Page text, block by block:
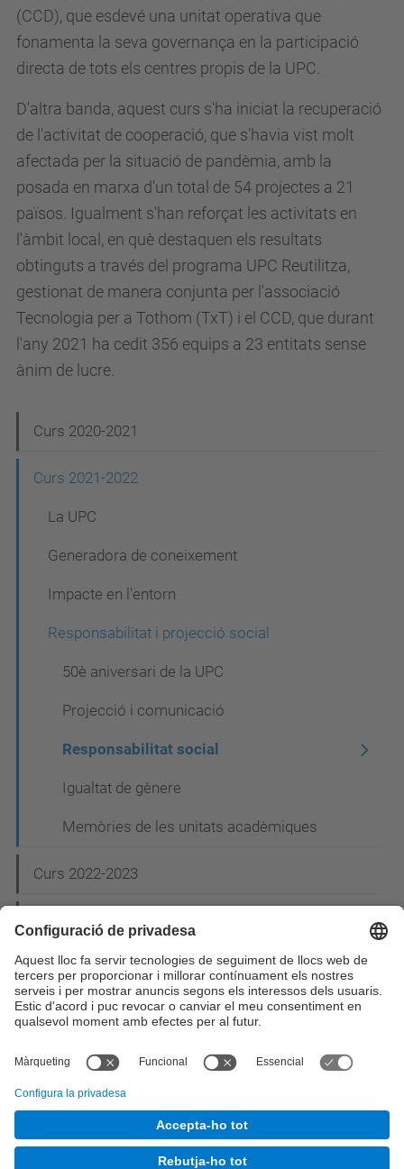
(CCD), que esdevé una unitat operativa que
fonamenta la seva governança en la participació
directa de tots els centres propis de la UPC.
D'altra banda, aquest curs s'ha iniciat la recuperació
de l'activitat de cooperació, que s'havia vist molt
afectada per la situació de pandèmia, amb la
posada en marxa d'un total de 54 projectes a 21
països. Igualment s'han reforçat les activitats en
l'àmbit local, en què destaquen els resultats
obtinguts a través del programa UPC Reutilitza,
gestionat de manera conjunta per l'associació
Tecnologia per a Tothom (TxT) i el CCD, que durant
l'any 2021 ha cedit 356 equips a 23 entitats sense
ànim de lucre.
a
Curs 2020-2021
Curs 2021-2022
La UPC
Generadora de coneixement
Impacte en l'entorn
Responsabilitat i projecció social
50è aniversari de la UPC
Projecció i comunicació
Responsabilitat social
Igualtat de gènere
Memòries de les unitats acadèmiques
Curs 2022-2023
Curs 2023-2024